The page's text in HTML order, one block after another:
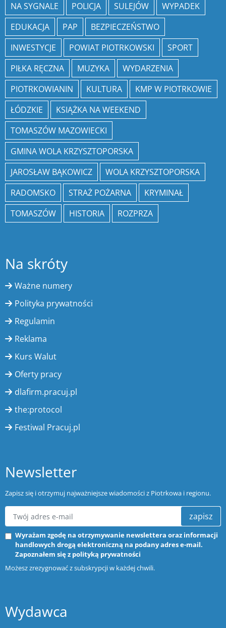
NA SYGNALE
POLICJA SULEJÓW
WYPADEK
EDUKACJA
PAP
BEZPIECZEŃSTWO
INWESTYCJE
POWIAT PIOTRKOWSKI
SPORT
PIŁKA RĘCZNA
MUZYKA
WYDARZENIA
PIOTRKOWIANIN
KULTURA
KMP W PIOTRKOWIE
ŁÓDZKIE
KSIĄŻKA NA WEEKEND
TOMASZÓW MAZOWIECKI
GMINA WOLA KRZYSZTOPORSKA
JAROSŁAW BĄKOWICZ
WOLA KRZYSZTOPORSKA
RADOMSKO
STRAŻ POŻARNA
KRYMINAŁ
TOMASZÓW
HISTORIA ROZPRZA
Na skróty
Ważne numery
Polityka prywatności
Regulamin
Reklama
Kurs Walut
Oferty pracy
dlafirm.pracuj.pl
the:protocol
Festiwal Pracuj.pl
Newsletter
Zapisz się i otrzymuj najważniejsze wiadomości z Piotrkowa i regionu.
zapisz
Wyrażam zgodę na otrzymywanie newslettera oraz informacji
handlowych drogą elektroniczną na podany adres e-mail.
Zapoznałem się z polityką prywatności
Możesz zrezygnować z subskrypcji w każdej chwili.
Wydawca